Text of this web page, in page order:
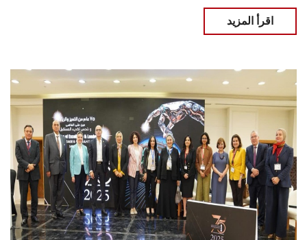
اقرأ المزيد